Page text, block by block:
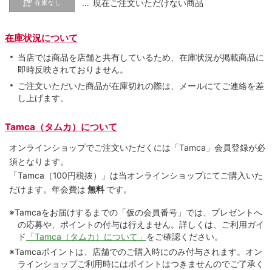
在庫なし … 現在ご注文いただけない商品
在庫状況について
当店では商品を店舗と共有しているため、在庫状況が掲載商品に
即時反映されておりません。
ご注文いただいた商品が在庫切れの際は、メールにてご連絡を差
し上げます。
Tamca（タムカ）について
オンラインショップでご注⽂いただくには「Tamca」会員登録が必
須となります。
「Tamca （100円税抜）
」は当オンラインショップにてご購⼊いた
だけます。 年会費は 無料 です。
※Tamcaをお届けするまでの「仮の会員番号」では、プレゼントへ
の応募や、ポイントの付与は⾏えません。詳しくは、ご利⽤ガイ
ド 「Tamca（タムカ）について」 をご確認ください。
※Tamcaポイントは、店舗でのご購⼊時にのみ付与されます。オン
ラインショップご利用時にはポイントはつきませんのでご了承く